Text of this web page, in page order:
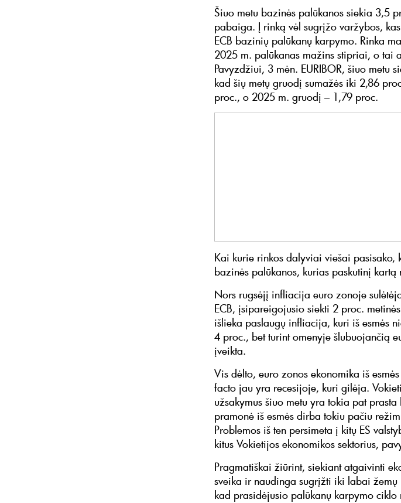
Šiuo metu bazinės palūkanos siekia 3,5
pabaiga. Į rinką vėl sugrįžo varžybos,
ECB bazinių palūkanų karpymo. Rinka
2025 m. palūkanas mažins stipriai, o tai
Pavyzdžiui, 3 mėn. EURIBOR, šiuo
kad šių metų gruodį sumažės iki 2,86
proc., o 2025 m. gruodį – 1,79 proc.
Kai kurie rinkos dalyviai viešai
bazinės palūkanos, kurias paskutinį
Nors rugsėjį infliacija euro zonoje
ECB, įsipareigojusio siekti 2 proc.
išlieka paslaugų infliacija, kuri iš esmės
4 proc., bet turint omenyje šlubuojančią
įveikta.
Vis dėlto, euro zonos ekonomika iš
facto jau yra recesijoje, kuri gilėja.
užsakymus šiuo metu yra tokia pat
pramonė iš esmės dirba tokiu pačiu
Problemos iš ten persimeta į kitų ES
kitus Vokietijos ekonomikos sektorius,
Pragmatiškai žiūrint, siekiant atgaivinti
sveika ir naudinga sugrįžti iki labai žemų
kad prasidėjusio palūkanų karpymo